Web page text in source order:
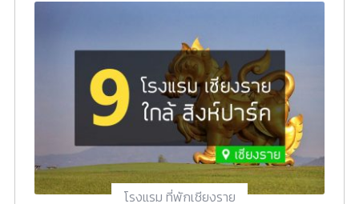
โรงแรม ที่พักเชียงราย